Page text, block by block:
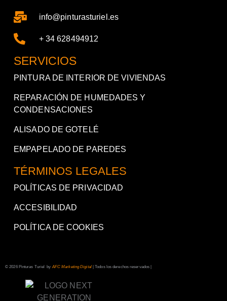
info@pinturasturiel.es
+ 34 628494912
SERVICIOS
PINTURA DE INTERIOR DE VIVIENDAS
REPARACIÓN DE HUMEDADES Y
CONDENSACIONES
ALISADO DE GOTELÉ
EMPAPELADO DE PAREDES
TÉRMINOS LEGALES
POLÍTICAS DE PRIVACIDAD
ACCESIBILIDAD
POLÍTICA DE COOKIES
© 2026 Pinturas Turiel by AFC Marketing Digital| Todos los derechos reservados |